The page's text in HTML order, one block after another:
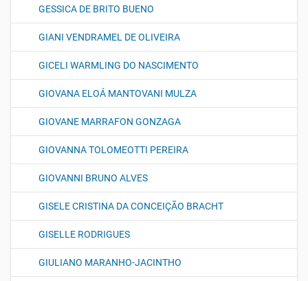
GESSICA DE BRITO BUENO
GIANI VENDRAMEL DE OLIVEIRA
GICELI WARMLING DO NASCIMENTO
GIOVANA ELOÁ MANTOVANI MULZA
GIOVANE MARRAFON GONZAGA
GIOVANNA TOLOMEOTTI PEREIRA
GIOVANNI BRUNO ALVES
GISELE CRISTINA DA CONCEIÇÃO BRACHT
GISELLE RODRIGUES
GIULIANO MARANHO-JACINTHO